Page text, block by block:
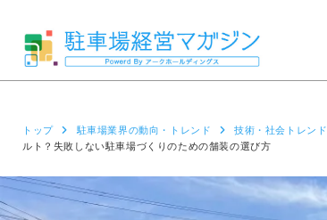
トップ 駐車場業界の動向・トレンド 技術・社会トレンド
ルト？失敗しない駐車場づくりのための舗装の選び方